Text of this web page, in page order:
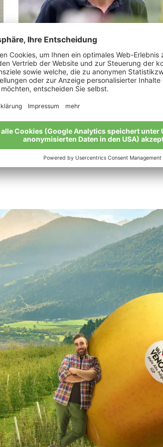
Pinzger Martin
“Die Äpfel. Ein Naturtalent.”
Meine Geschichte
Alle Bio-Bauern im Überblick